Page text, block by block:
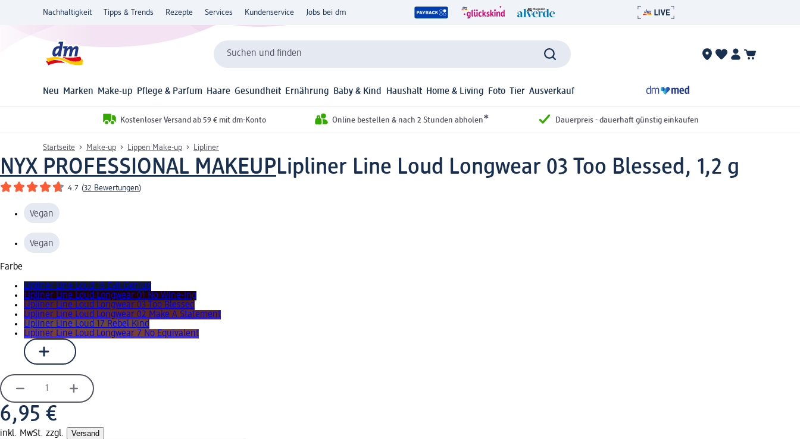
Nachhaltigkeit Tipps & Trends Rezepte Services Kundenservice Jobs bei dm
Suchen und finden
Neu Marken Make-up Pflege & Parfum Haare Gesundheit Ernährung Baby & Kind Haushalt Home & Living Foto Tier Ausverkauf
Kostenloser Versand ab 59 € mit dm-Konto Online bestellen & nach 2 Stunden abholen* Dauerpreis - dauerhaft günstig einkaufen
Startseite Make-up Lippen Make-up Lipliner
NYX PROFESSIONAL MAKEUPLipliner Line Loud Longwear 03 Too Blessed, 1,2 g
4.7 (32 Bewertungen)
Vegan
Vegan
Farbe
Lipliner Line Loud 18 Evil Genius
Lipliner Line Loud Longwear 01 No Wine-Ing
Lipliner Line Loud Longwear 03 Too Blessed
Lipliner Line Loud Longwear 02 Make A Statement
Lipliner Line Loud 17 Rebel Kind
Lipliner Line Loud Longwear 7 No Equivalent
6,95 €
inkl. MwSt. zzgl. Versand